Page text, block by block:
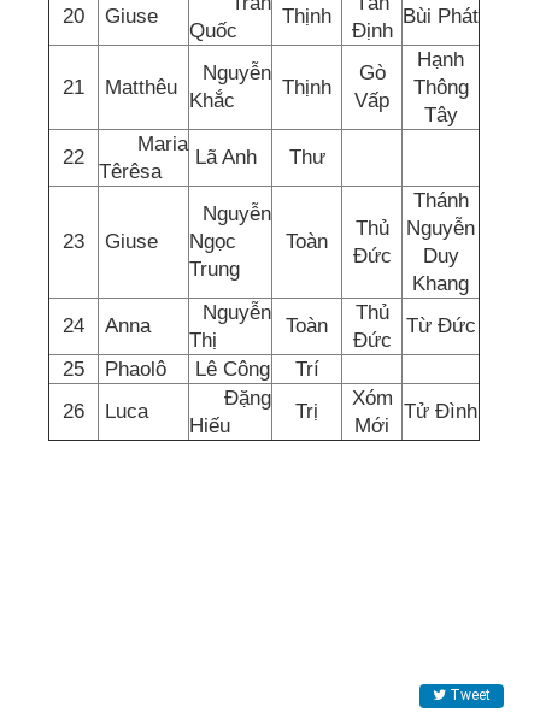
20 Giuse
Quốc
Thịnh
Định
Bùi Phát
21 Matthêu
Nguyễn
Khắc
Thịnh
Gò
Vấp
Hạnh
Thông
Tây
22
Maria
Têrêsa
Lã Anh Thư
23 Giuse
Nguyễn
Ngọc
Trung
Toàn
Thủ
Đức
Thánh
Nguyễn
Duy
Khang
24
Anna
Nguyễn
Thị
Toàn
Thủ
Đức
Từ Đức
25
Phaolô Lê Công
Trí
26
Luca
Đặng
Hiếu
Trị
Xóm
Mới
Tử Đình
Tweet